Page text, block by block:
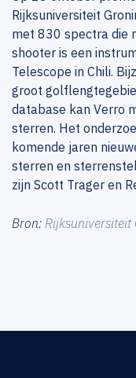
Rijksuniversiteit
met 830 spectra die
shooter is een
Telescope in Chili.
groot
database kan Verro
sterren. Het
komende jaren
sterren en
zijn Scott Trager en
Bron: Rijksuniversiteit